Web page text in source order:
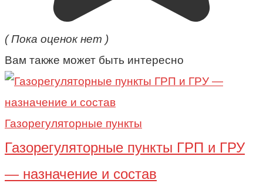
( Пока оценок нет )
Вам также может быть интересно
Газорегуляторные пункты
Газорегуляторные пункты ГРП и ГРУ
— назначение и состав